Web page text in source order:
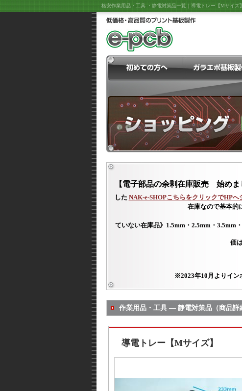
格安作業用品・工具 ・静電対策品一覧｜導電トレー【Mサイ
【電子部品の余剰在庫販売 始めま
した NAK-e-SHOPこちらをクリックでHPへ
在庫なので基本的
《ポリイミ
ていない在庫品》1.5mm・2.5mm・3.5mm
価
※2023年10月よりイ
作業用品・工具 ― 静電対策品（商品詳
導電トレー【Mサイズ】